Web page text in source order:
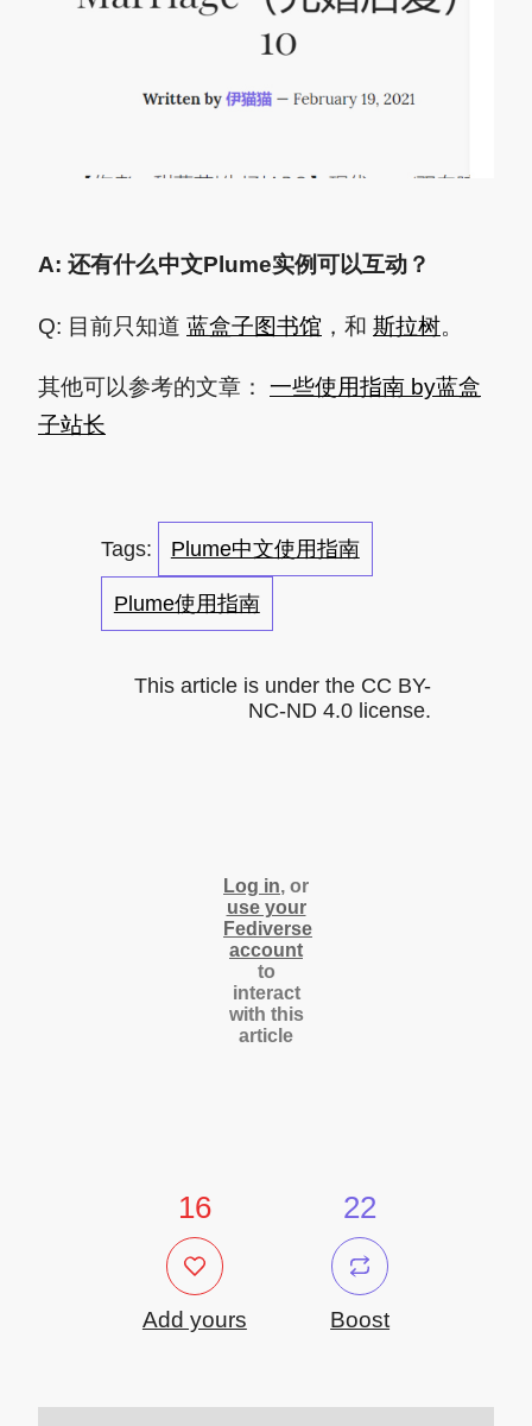
A: 还有什么中文Plume实例可以互动？
Q: 目前只知道 蓝盒子图书馆 ，和 斯拉树。
其他可以参考的文章： 一些使用指南 by蓝盒
子站长
Plume中文使用指南
Plume使用指南
This article is under the CC BY-
NC-ND 4.0 license.
Log in, or
use your
Fediverse
account
to
interact
with this
article
16
Add yours
22
Boost